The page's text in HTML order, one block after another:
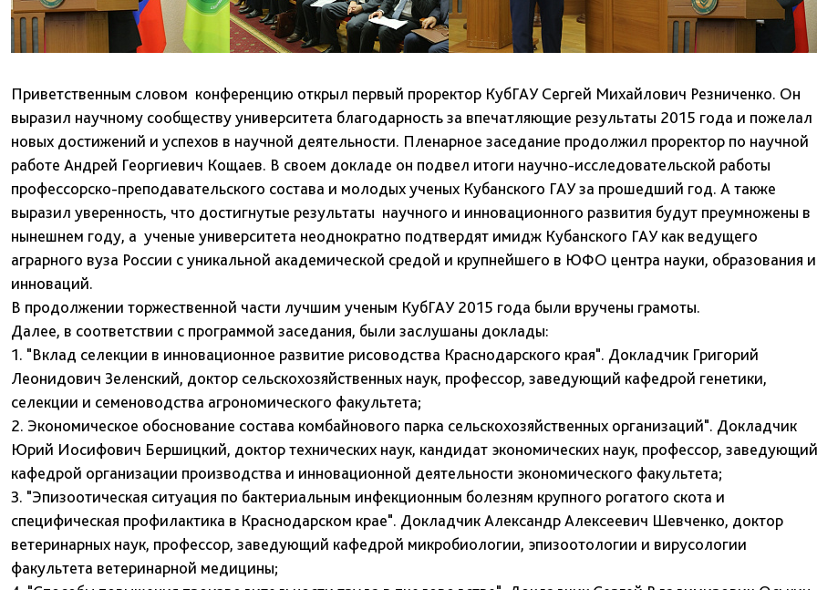
Приветственным словом конференцию открыл первый проректор КубГАУ Сергей Михайлович Резниченко. Он
выразил научному сообществу университета благодарность за впечатляющие результаты 2015 года и пожелал
новых достижений и успехов в научной деятельности. Пленарное заседание продолжил проректор по научной
работе Андрей Георгиевич Кощаев. В своем докладе он подвел итоги научно-исследовательской работы
профессорско-преподавательского состава и молодых ученых Кубанского ГАУ за прошедший год. А также
выразил уверенность, что достигнутые результаты научного и инновационного развития будут преумножены в
нынешнем году, а ученые университета неоднократно подтвердят имидж Кубанского ГАУ как ведущего
аграрного вуза России с уникальной академической средой и крупнейшего в ЮФО центра науки, образования и
инноваций.
В продолжении торжественной части лучшим ученым КубГАУ 2015 года были вручены грамоты.
Далее, в соответствии с программой заседания, были заслушаны доклады:
1. "Вклад селекции в инновационное развитие рисоводства Краснодарского края". Докладчик Григорий
Леонидович Зеленский, доктор сельскохозяйственных наук, профессор, заведующий кафедрой генетики,
селекции и семеноводства агрономического факультета;
2. Экономическое обоснование состава комбайнового парка сельскохозяйственных организаций". Докладчик
Юрий Иосифович Бершицкий, доктор технических наук, кандидат экономических наук, профессор, заведующий
кафедрой организации производства и инновационной деятельности экономического факультета;
3. "Эпизоотическая ситуация по бактериальным инфекционным болезням крупного рогатого скота и
специфическая профилактика в Краснодарском крае". Докладчик Александр Алексеевич Шевченко, доктор
ветеринарных наук, профессор, заведующий кафедрой микробиологии, эпизоотологии и вирусологии
факультета ветеринарной медицины;